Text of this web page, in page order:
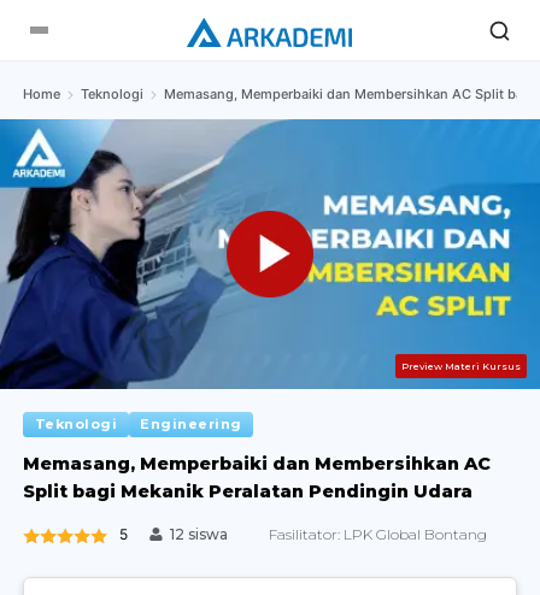
Home Teknologi Memasang, Memperbaiki dan Membersihkan AC Split
Preview Materi Kursus
Teknologi Engineering
Memasang, Memperbaiki dan Membersihkan AC
Split bagi Mekanik Peralatan Pendingin Udara
5 12 siswa Fasilitator: LPK Global Bontang